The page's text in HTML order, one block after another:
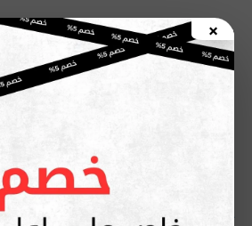
×
إلى
المحتوى
صيانة غسالة